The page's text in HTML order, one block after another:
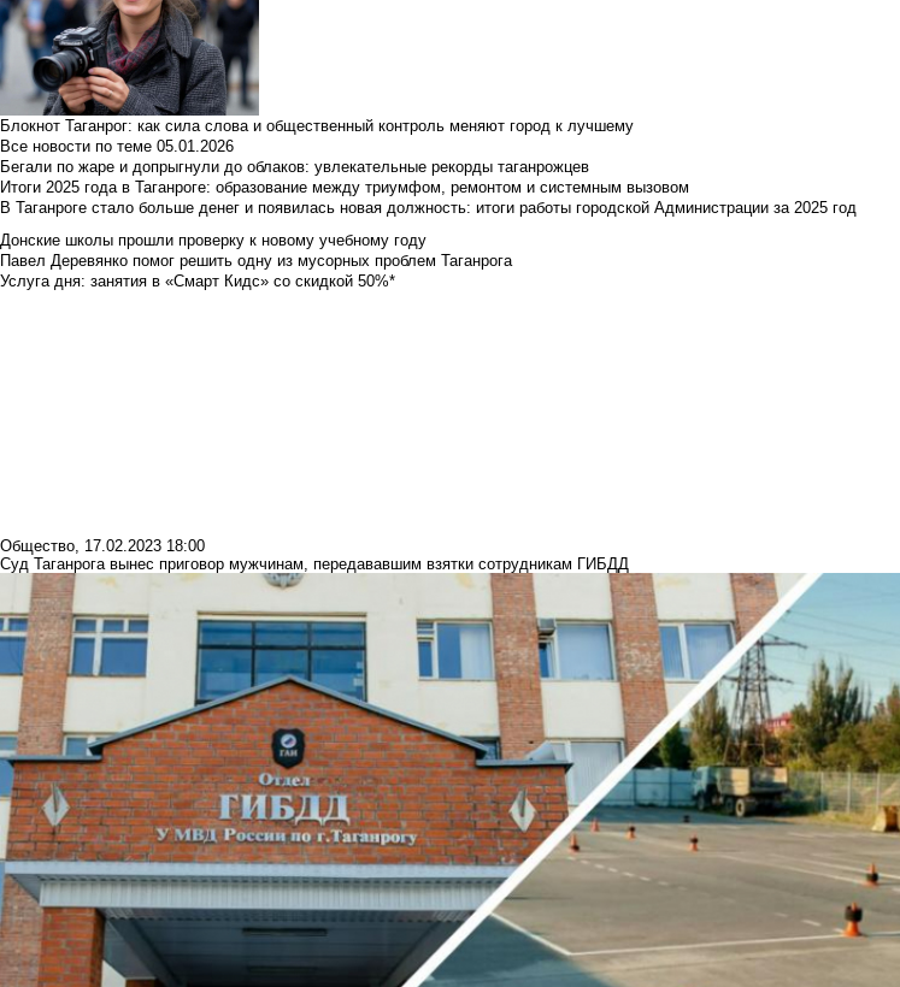
Блокнот Таганрог: как сила слова и общественный контроль меняют город к лучшему
Все новости по теме 05.01.2026
Бегали по жаре и допрыгнули до облаков: увлекательные рекорды таганрожцев
Итоги 2025 года в Таганроге: образование между триумфом, ремонтом и системным вызовом
В Таганроге стало больше денег и появилась новая должность: итоги работы городской Администрации за 2025 год
Донские школы прошли проверку к новому учебному году
Павел Деревянко помог решить одну из мусорных проблем Таганрога
Услуга дня: занятия в «Смарт Кидс» со скидкой 50%*
Общество, 17.02.2023 18:00
Суд Таганрога вынес приговор мужчинам, передававшим взятки сотрудникам ГИБДД